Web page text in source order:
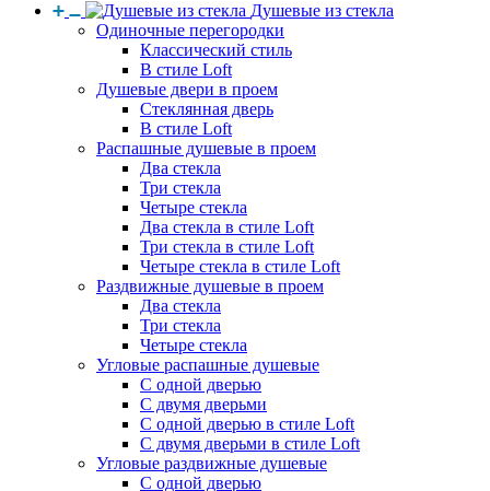
Душевые из стекла
Одиночные перегородки
Классический стиль
В стиле Loft
Душевые двери в проем
Стеклянная дверь
В стиле Loft
Распашные душевые в проем
Два стекла
Три стекла
Четыре стекла
Два стекла в стиле Loft
Три стекла в стиле Loft
Четыре стекла в стиле Loft
Раздвижные душевые в проем
Два стекла
Три стекла
Четыре стекла
Угловые распашные душевые
С одной дверью
С двумя дверьми
С одной дверью в стиле Loft
С двумя дверьми в стиле Loft
Угловые раздвижные душевые
С одной дверью